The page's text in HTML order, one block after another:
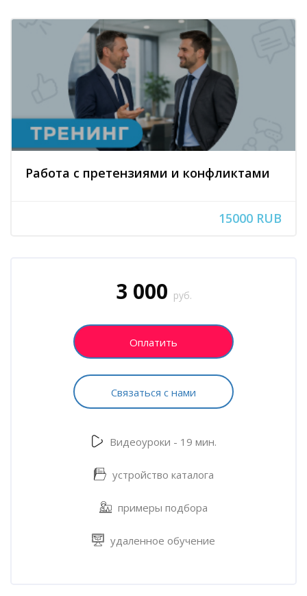
Работа с претензиями и конфликтами
15000 RUB
3 000 руб.
Оплатить
Связаться с нами
Видеоуроки - 19 мин.
устройство каталога
примеры подбора
удаленное обучение